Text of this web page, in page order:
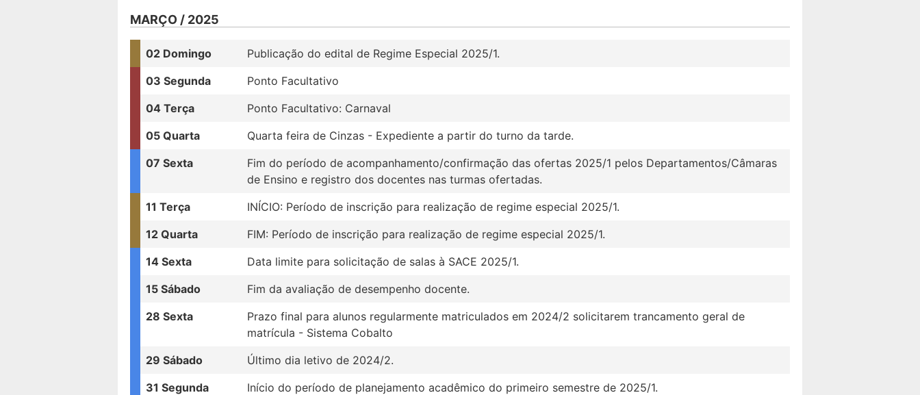
MARÇO / 2025
02 Domingo
Publicação do edital de Regime Especial 2025/1.
03 Segunda
Ponto Facultativo
04 Terça
Ponto Facultativo: Carnaval
05 Quarta
Quarta feira de Cinzas - Expediente a partir do turno da tarde.
07 Sexta
Fim do período de acompanhamento/confirmação das ofertas 2025/1 pelos Departamentos/Câmaras
de Ensino e registro dos docentes nas turmas ofertadas.
11 Terça
INÍCIO: Período de inscrição para realização de regime especial 2025/1.
12 Quarta
FIM: Período de inscrição para realização de regime especial 2025/1.
14 Sexta
Data limite para solicitação de salas à SACE 2025/1.
15 Sábado
Fim da avaliação de desempenho docente.
28 Sexta
Prazo final para alunos regularmente matriculados em 2024/2 solicitarem trancamento geral de
matrícula - Sistema Cobalto
29 Sábado
Último dia letivo de 2024/2.
31 Segunda
Início do período de planejamento acadêmico do primeiro semestre de 2025/1.